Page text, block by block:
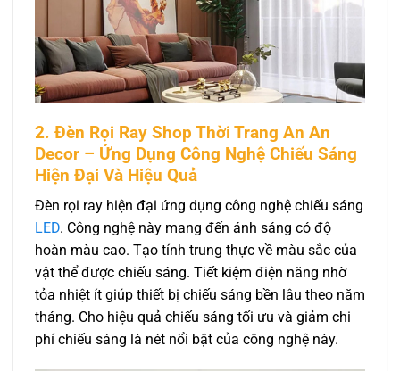
2. Đèn Rọi Ray Shop Thời Trang An An
Decor – Ứng Dụng Công Nghệ Chiếu Sáng
Hiện Đại Và Hiệu Quả
Đèn rọi ray hiện đại ứng dụng công nghệ chiếu sáng
LED. Công nghệ này mang đến ánh sáng có độ
hoàn màu cao. Tạo tính trung thực về màu sắc của
vật thể được chiếu sáng. Tiết kiệm điện năng nhờ
tỏa nhiệt ít giúp thiết bị chiếu sáng bền lâu theo năm
tháng. Cho hiệu quả chiếu sáng tối ưu và giảm chi
phí chiếu sáng là nét nổi bật của công nghệ này.